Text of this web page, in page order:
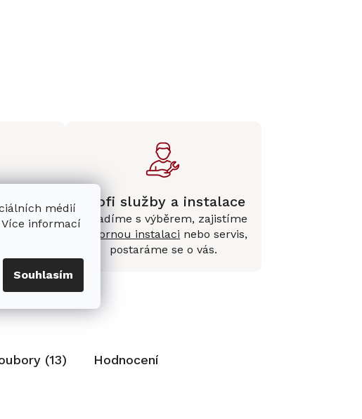
médií
informací
Souhlasím
se
Profi služby a instalace
Poradíme s výběrem, zajistíme
odbornou instalaci nebo servis,
postaráme se o vás.
(13) Hodnocení